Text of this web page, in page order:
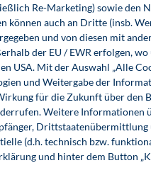
Große Netzbetreiber
des Elektrohandwerks. Das
Teilnehmeranschlüsse der
must
27,80 €*
Buch
22,99 €*
E-Book (PDF)
Re-Marketing) sowie den
können auch an Dritte (insb.
und von diesen mit
der EU / EWR erfolgen,
USA. Mit der Auswahl „Alle
und Weitergabe der
für die Zukunft über den
Weitere Informationen
(d.h. technisch bzw.
und hinter dem Button